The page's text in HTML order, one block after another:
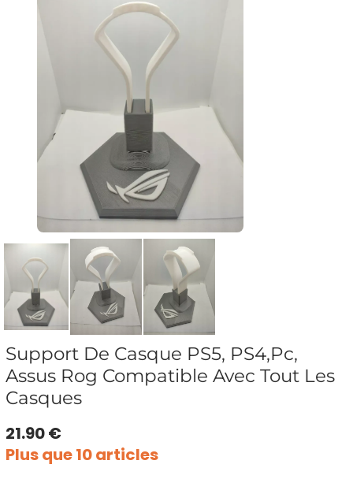
Support De Casque PS5, PS4,Pc,
Assus Rog Compatible Avec Tout Les
Casques
21.90 €
Plus que 10 articles